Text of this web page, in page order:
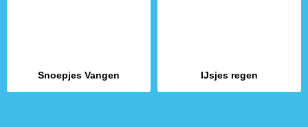
Snoepjes Vangen IJsjes regen